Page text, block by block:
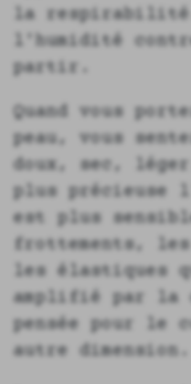
la
l'humidité
partir.
Quand vous
peau, vous
doux, sec,
plus précieuse
est plus
frottements, les
les
amplifié par la
pensée pour le
autre dimension.